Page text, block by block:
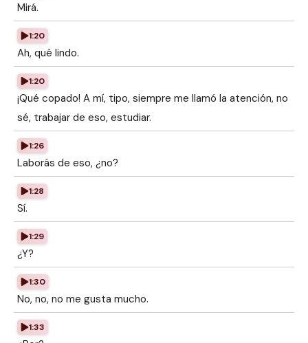
Mirá.
1:20
Ah, qué lindo.
1:20
¡Qué copado! A mí, tipo, siempre me llamó la atención, no
sé, trabajar de eso, estudiar.
1:26
Laborás de eso, ¿no?
1:28
Sí.
1:29
¿Y?
1:30
No, no, no me gusta mucho.
1:33